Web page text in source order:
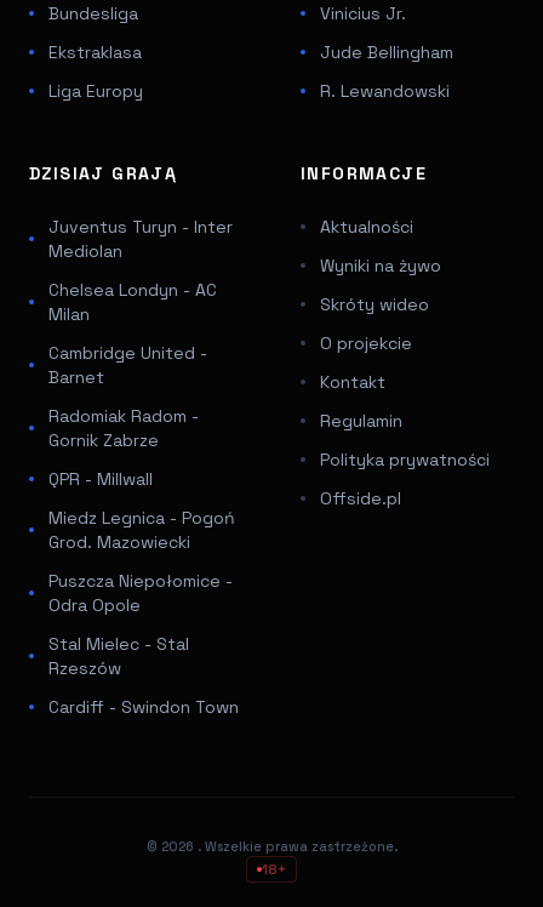
Bundesliga
Ekstraklasa
Liga Europy
Vinicius Jr.
Jude Bellingham
R. Lewandowski
DZISIAJ GRAJĄ
Juventus Turyn - Inter
Mediolan
Chelsea Londyn - AC
Milan
Cambridge United -
Barnet
Radomiak Radom -
Gornik Zabrze
QPR - Millwall
Miedz Legnica - Pogoń
Grod. Mazowiecki
Puszcza Niepołomice -
Odra Opole
Stal Mielec - Stal
Rzeszów
Cardiff - Swindon Town
INFORMACJE
Aktualności
Wyniki na żywo
Skróty wideo
O projekcie
Kontakt
Regulamin
Polityka prywatności
Offside.pl
© 2026 . Wszelkie prawa zastrzeżone.
18+